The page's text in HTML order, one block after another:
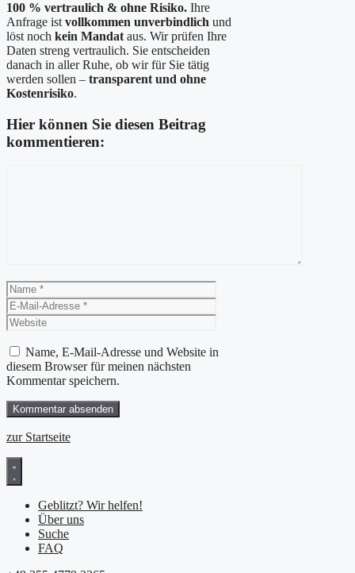
100 % vertraulich & ohne Risiko. Ihre
Anfrage ist vollkommen unverbindlich und
löst noch kein Mandat aus. Wir prüfen Ihre
Daten streng vertraulich. Sie entscheiden
danach in aller Ruhe, ob wir für Sie tätig
werden sollen – transparent und ohne
Kostenrisiko.
Hier können Sie diesen Beitrag
kommentieren:
Name
Mail-
Adresse
Name, E-Mail-Adresse und Website in
diesem Browser für meinen nächsten
Kommentar speichern.
zur Startseite
Geblitzt? Wir helfen!
Über uns
Suche
FAQ